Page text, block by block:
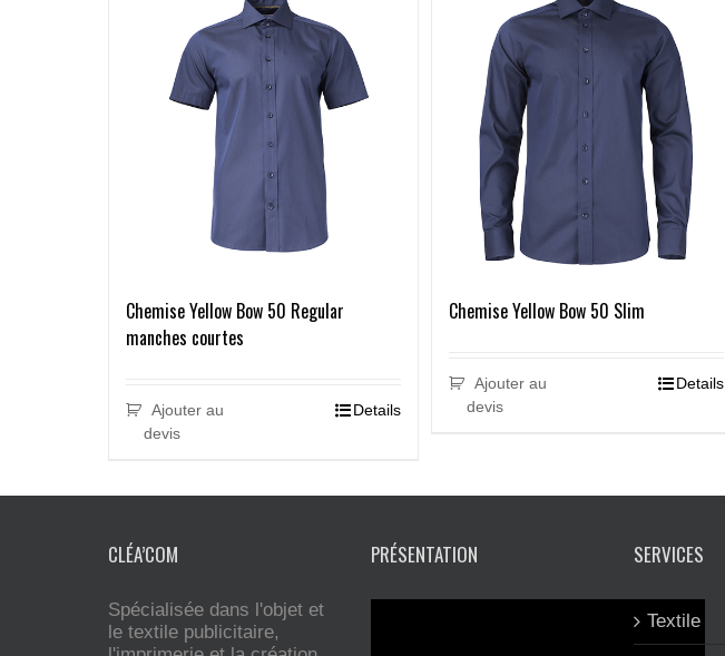
Chemise Yellow Bow 50 Regular
manches courtes
Ajouter au
devis
Details
Chemise Yellow Bow 50 Slim
Ajouter au
devis
Details
CLÉA’COM
Spécialisée dans l'objet et
le textile publicitaire,
PRÉSENTATION SERVICES
Textile